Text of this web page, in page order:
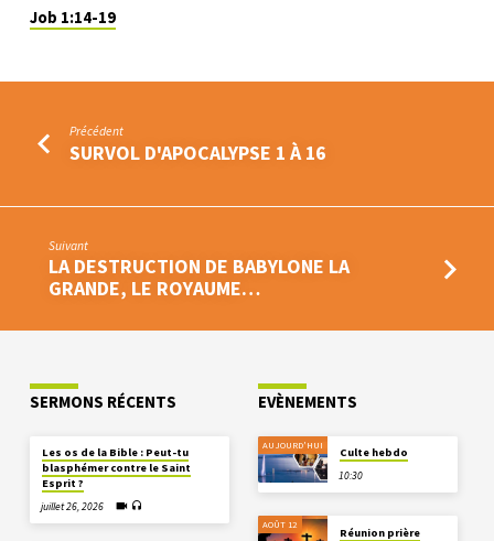
Job 1:14-19
Précédent
SURVOL D'APOCALYPSE 1 À 16
Suivant
LA DESTRUCTION DE BABYLONE LA
GRANDE, LE ROYAUME…
SERMONS RÉCENTS
Les os de la Bible : Peut-tu
blasphémer contre le Saint
Esprit ?
juillet 26, 2026
EVÈNEMENTS
AUJOURD'HUI
Culte hebdo
10:30
AOÛT 12
Réunion prière